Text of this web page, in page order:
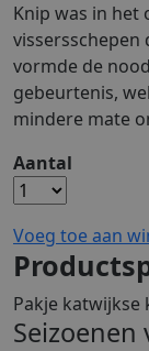
Knip was in het
vormde de
gebeurtenis,
mindere mate
Aantal
Voeg toe aan
Pakje katwijkse